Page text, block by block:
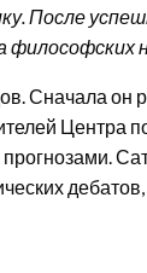
После
Сначала он
Центра
дебатов,